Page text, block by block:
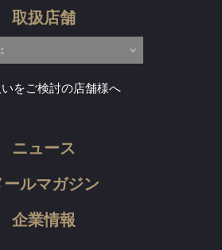
取扱店舗
をご検討の店舗様へ
ニュース
ールマガジン
企業情報